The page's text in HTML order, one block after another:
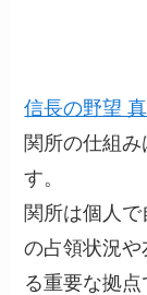
信長の野望
関所の仕組
す。
関所は個人
の占領状況
る重要な拠点